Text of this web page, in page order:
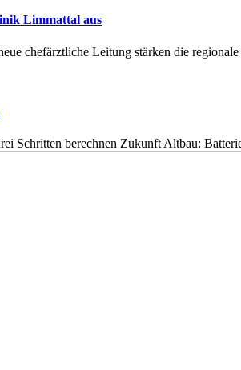
Limmattal aus
chefärztliche Leitung stärken die
Schritten berechnen Zukunft Altbau: